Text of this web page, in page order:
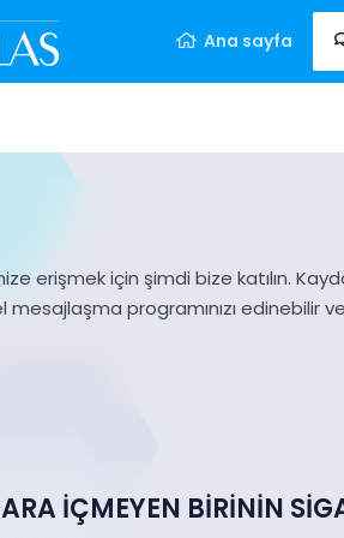
Ana sayfa
erişmek için şimdi bize katılın.
mesajlaşma programınızı edinebilir
İÇMEYEN BİRİNİN